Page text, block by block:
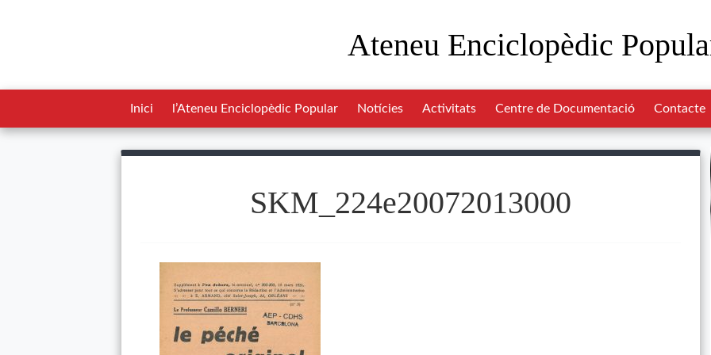
Ateneu Enciclopèdic
Inici l’Ateneu Enciclopèdic Popular Notícies Activitats Centre de Documentació Contacte
SKM_224e20072013000